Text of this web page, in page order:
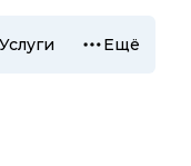
Услуги Ещё